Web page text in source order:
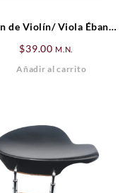
de Violín/ Viola Ébano
$39.00 M.N.
Añadir al carrito